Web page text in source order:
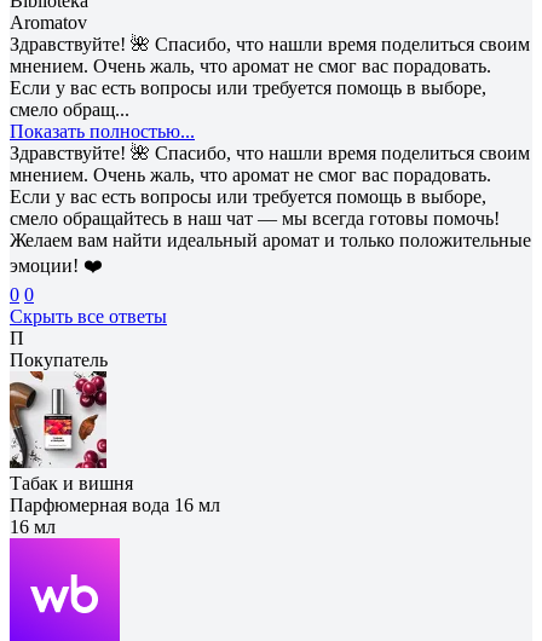
Aromatov
Здравствуйте! 🌺 Спасибо, что нашли время поделиться своим
мнением. Очень жаль, что аромат не смог вас порадовать.
Если у вас есть вопросы или требуется помощь в выборе,
смело обращ...
Показать полностью...
Здравствуйте! 🌺 Спасибо, что нашли время поделиться своим
мнением. Очень жаль, что аромат не смог вас порадовать.
Если у вас есть вопросы или требуется помощь в выборе,
смело обращайтесь в наш чат — мы всегда готовы помочь!
Желаем вам найти идеальный аромат и только положительные
эмоции! ❤️
0 0
Скрыть все ответы
П
Покупатель
Табак и вишня
Парфюмерная вода 16 мл
16 мл